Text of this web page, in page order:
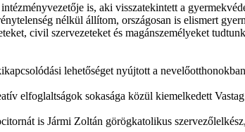
is, aki visszatekintett a
nélkül állítom, országosan is elismert
civil szervezeteket és magánszemélyeket
lehetőséget nyújtott a
elfoglaltságok sokasága közül kiemelkedett
is Jármi Zoltán görögkatolikus